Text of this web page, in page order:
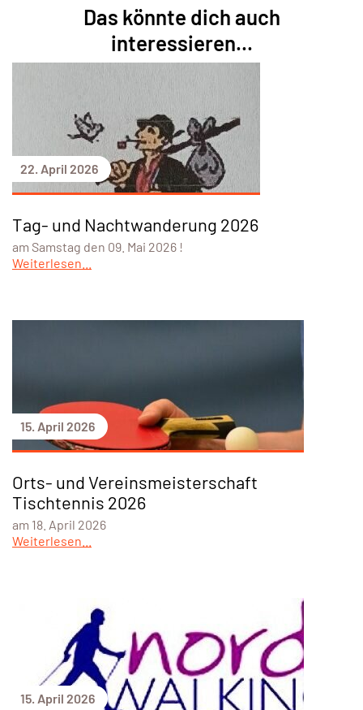
Das könnte dich auch
interessieren...
22. April 2026
Tag- und Nachtwanderung 2026
am Samstag den 09. Mai 2026 !
Weiterlesen...
15. April 2026
Orts- und Vereinsmeisterschaft
Tischtennis 2026
am 18. April 2026
Weiterlesen...
15. April 2026